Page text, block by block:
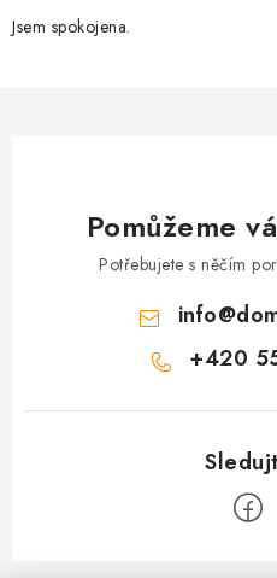
Jsem spokojena.
Pomůžeme
Potřebujete s něčím
info@
+420